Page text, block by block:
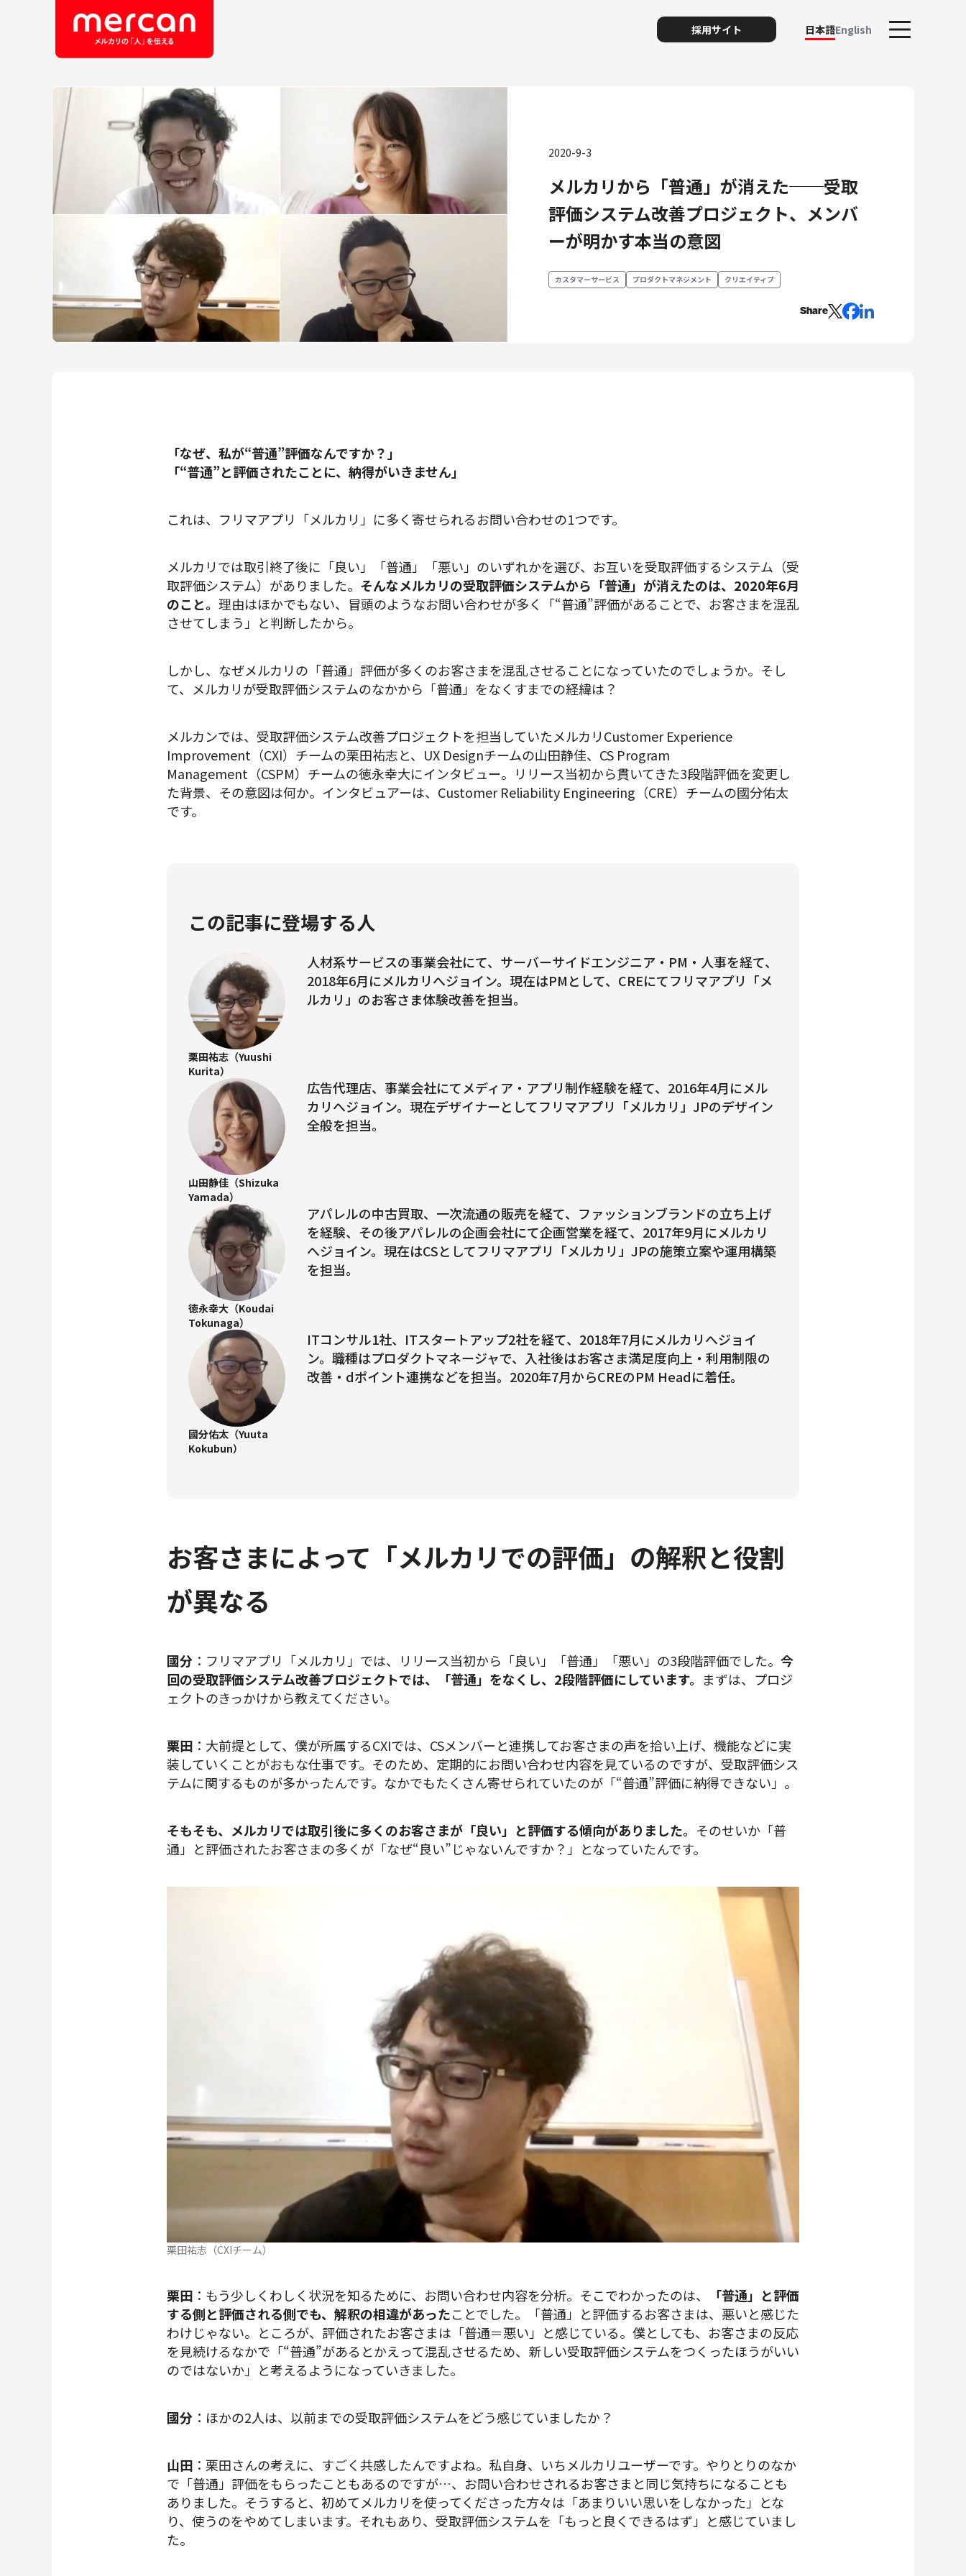
採用サイト 日本語English
カテゴリーから探す 会社・事業
鹿島アントラーズ
メルカリ
メルペイ
メルカリShops
メルカリR4Dラボ
エンジニアリング
エンジニアリング
コーポレートエンジニアリング
セキュリティエンジニアリング
プロダクト・ビジネス
カスタマーサービス
コーポレート
財務・経理
法務
2020-9-3
メルカリから「普通」が消えた──受取
評価システム改善プロジェクト、メンバ
ーが明かす本当の意図
カスタマーサービス プロダクトマネジメント クリエイティブ
Share
「なぜ、私が“普通”評価なんですか？」
「“普通”と評価されたことに、納得がいきません」
これは、フリマアプリ「メルカリ」に多く寄せられるお問い合わせの1つです。
メルカリでは取引終了後に「良い」「普通」「悪い」のいずれかを選び、お互いを受取評価するシステム（受
取評価システム）がありました。 そんなメルカリの受取評価システムから「普通」が消えたのは、2020年6月
のこと。 理由はほかでもない、冒頭のようなお問い合わせが多く「“普通”評価があることで、お客さまを混乱
させてしまう」と判断したから。
しかし、なぜメルカリの「普通」評価が多くのお客さまを混乱させることになっていたのでしょうか。そし
て、メルカリが受取評価システムのなかから「普通」をなくすまでの経緯は？
メルカンでは、受取評価システム改善プロジェクトを担当していたメルカリCustomer Experience
Improvement（CXI）チームの栗田祐志と、UX Designチームの山田静佳、CS Program
Management（CSPM）チームの徳永幸大にインタビュー。リリース当初から貫いてきた3段階評価を変更し
た背景、その意図は何か。インタビュアーは、Customer Reliability Engineering（CRE）チームの國分佑太
です。
この記事に登場する人
栗田祐志（Yuushi
Kurita）
人材系サービスの事業会社にて、サーバーサイドエンジニア・PM・人事を経て、
2018年6月にメルカリへジョイン。現在はPMとして、CREにてフリマアプリ「メ
ルカリ」のお客さま体験改善を担当。
山田静佳（Shizuka
Yamada）
広告代理店、事業会社にてメディア・アプリ制作経験を経て、2016年4月にメル
カリへジョイン。現在デザイナーとしてフリマアプリ「メルカリ」JPのデザイン
全般を担当。
徳永幸大（Koudai
Tokunaga）
アパレルの中古買取、一次流通の販売を経て、ファッションブランドの立ち上げ
を経験、その後アパレルの企画会社にて企画営業を経て、2017年9月にメルカリ
へジョイン。現在はCSとしてフリマアプリ「メルカリ」JPの施策立案や運用構築
を担当。
國分佑太（Yuuta
Kokubun）
ITコンサル1社、ITスタートアップ2社を経て、2018年7月にメルカリへジョイ
ン。職種はプロダクトマネージャで、入社後はお客さま満足度向上・利用制限の
改善・dポイント連携などを担当。2020年7月からCREのPM Headに着任。
お客さまによって「メルカリでの評価」の解釈と役割
が異なる
國分 ：フリマアプリ「メルカリ」では、リリース当初から「良い」「普通」「悪い」の3段階評価でした。 今
回の受取評価システム改善プロジェクトでは、「普通」をなくし、2段階評価にしています。 まずは、プロジ
ェクトのきっかけから教えてください。
栗田 ：大前提として、僕が所属するCXIでは、CSメンバーと連携してお客さまの声を拾い上げ、機能などに実
装していくことがおもな仕事です。そのため、定期的にお問い合わせ内容を見ているのですが、受取評価シス
テムに関するものが多かったんです。なかでもたくさん寄せられていたのが「“普通”評価に納得できない」。
そもそも、メルカリでは取引後に多くのお客さまが「良い」と評価する傾向がありました。 そのせいか「普
通」と評価されたお客さまの多くが「なぜ“良い”じゃないんですか？」となっていたんです。
栗田祐志（CXIチーム）
栗田 ：もう少しくわしく状況を知るために、お問い合わせ内容を分析。そこでわかったのは、
「普通」と評価
する側と評価される側でも、解釈の相違があったことでした。「普通」と評価するお客さまは、悪いと感じた
わけじゃない。ところが、評価されたお客さまは「普通＝悪い」と感じている。僕としても、お客さまの反応
を見続けるなかで「“普通”があるとかえって混乱させるため、新しい受取評価システムをつくったほうがいい
のではないか」と考えるようになっていきました。
國分 ：ほかの2人は、以前までの受取評価システムをどう感じていましたか？
山田 ：栗田さんの考えに、すごく共感したんですよね。私自身、いちメルカリユーザーです。やりとりのなか
で「普通」評価をもらったこともあるのですが…、お問い合わせされるお客さまと同じ気持ちになることも
ありました。そうすると、初めてメルカリを使ってくださった方々は「あまりいい思いをしなかった」とな
り、使うのをやめてしまいます。それもあり、受取評価システムを「もっと良くできるはず」と感じていまし
た。